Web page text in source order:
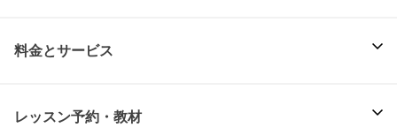
料金とサービス
レッスン予約・教材